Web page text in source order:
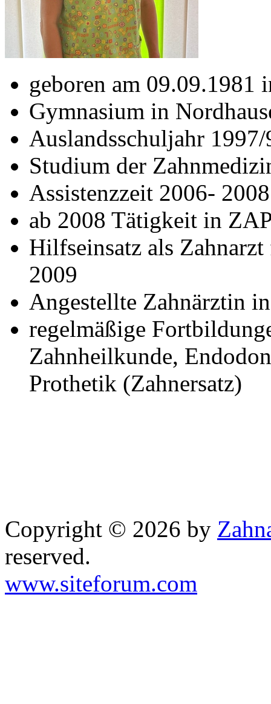
geboren am 09.09.1981
Gymnasium in
Auslandsschuljahr
Studium der
Assistenzzeit 2006-
ab 2008 Tätigkeit in
Hilfseinsatz als
2009
Angestellte Zahnärztin
regelmäßige
Zahnheilkunde,
Prothetik (Zahnersatz)
Copyright © 2026 by
reserved.
www.siteforum.com